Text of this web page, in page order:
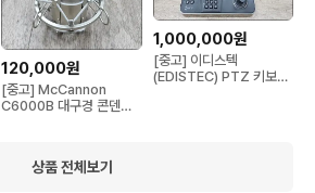
120,000원
[중고] McCannon
C6000B 대구경 콘덴서
1,000,000원
[중고] 이디스텍
(EDISTEC) PTZ 키보드
상품 전체보기